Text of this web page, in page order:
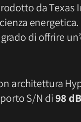
da Texas
di offrire
architettura
S/N di98